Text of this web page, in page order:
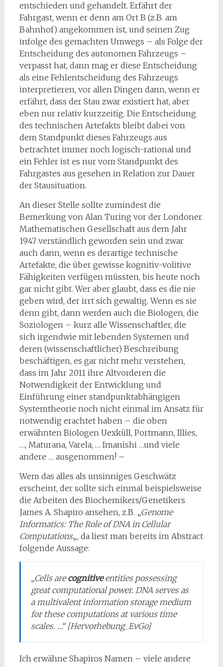
entschieden und gehandelt. Erfährt der
Fahrgast, wenn er denn am Ort B (z.B. am
Bahnhof) angekommen ist, und seinen Zug
infolge des gemachten Umwegs – als Folge der
Entscheidung des autonomen Fahrzeugs –
verpasst hat, dann mag er diese Entscheidung
als eine Fehlentscheidung des Fahrzeugs
interpretieren, vor allen Dingen dann, wenn er
erfährt, dass der Stau zwar existiert hat, aber
eben nur relativ kurzzeitig. Die Entscheidung
des technischen Arte­fakts bleibt dabei von
dem Standpunkt dieses Fahrzeugs aus
betrachtet immer noch logisch-rational und
ein Fehler ist es nur vom Standpunkt des
Fahrgastes aus gesehen in Relation zur Dauer
der Stau­situation.
An dieser Stelle sollte zumindest die
Bemerkung von Alan Turing vor der Londoner
Mathematischen Gesellschaft aus dem Jahr
1947 verständlich geworden sein und zwar
auch dann, wenn es derartige technische
Artefakte, die über gewisse kognitiv-volitive
Fähigkeiten verfügen müssten, bis heute noch
gar nicht gibt. Wer aber glaubt, dass es die nie
geben wird, der irrt sich gewaltig. Wenn es sie
denn gibt, dann werden auch die Biologen, die
Soziologen – kurz alle Wissenschaftler, die
sich irgendwie mit lebenden Systemen und
deren (wissenschaftlicher) Beschreibung
beschäftigen, es gar nicht mehr verstehen,
dass im Jahr 2011 ihre Altvorderen die
Notwendigkeit der Entwicklung und
Einführung einer standpunktabhängigen
Systemtheorie noch nicht einmal im Ansatz für
notwendig erachtet haben – die oben
erwähnten Biologen Uexküll, Portmann, Illies,
…, Maturana, Varela, … Imanishi …und viele
andere … ausgenommen! –
Wem das alles als unsinniges Geschwätz
erscheint, der sollte sich einmal beispielsweise
die Arbeiten des Biochemikers/Genetikers
James A. Shapiro ansehen, z.B. „Genome
Informatics: The Role of DNA in Cellular
Computations„, da liest man bereits im Abstract
folgende Aussage:
„Cells arecognitiveentities possessing
great computational power. DNA serves as
a multivalent infor­mation storage medium
for these computations at various time
scales. …“ [Hervorhebung_EvGo]
Ich erwähne Shapiros Namen – viele andere